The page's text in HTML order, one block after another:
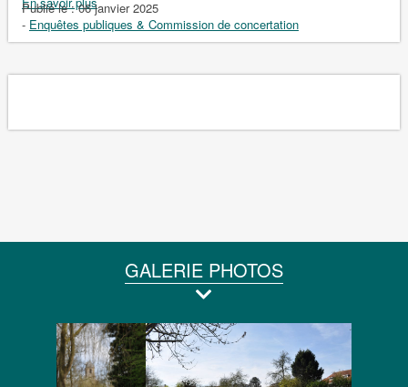
Publié le :06 janvier 2025
- Enquêtes publiques & Commission de concertation
GALERIE PHOTOS